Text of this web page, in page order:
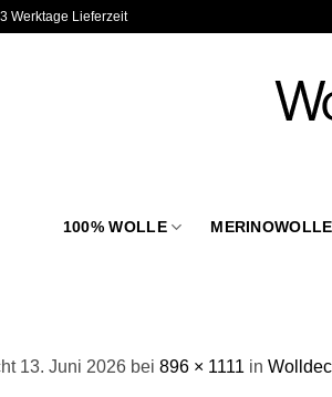
Werktage Lieferzeit
100% WOLLE
13. Juni 2026 bei 896 × 1111 in